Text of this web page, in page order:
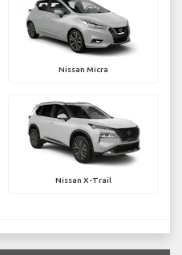
Nissan Micra
Nissan X-Trail